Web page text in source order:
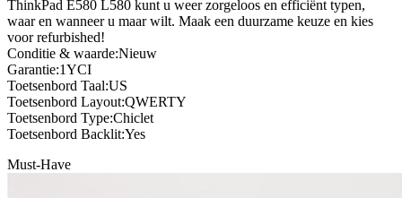
ThinkPad E580 L580 kunt u weer zorgeloos en efficiënt typen,
waar en wanneer u maar wilt. Maak een duurzame keuze en kies
voor refurbished!
Conditie & waarde:Nieuw
Garantie:1YCI
Toetsenbord Taal:US
Toetsenbord Layout:QWERTY
Toetsenbord Type:Chiclet
Toetsenbord Backlit:Yes
Must-Have